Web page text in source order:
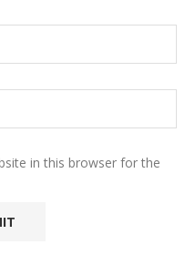
in this browser for the